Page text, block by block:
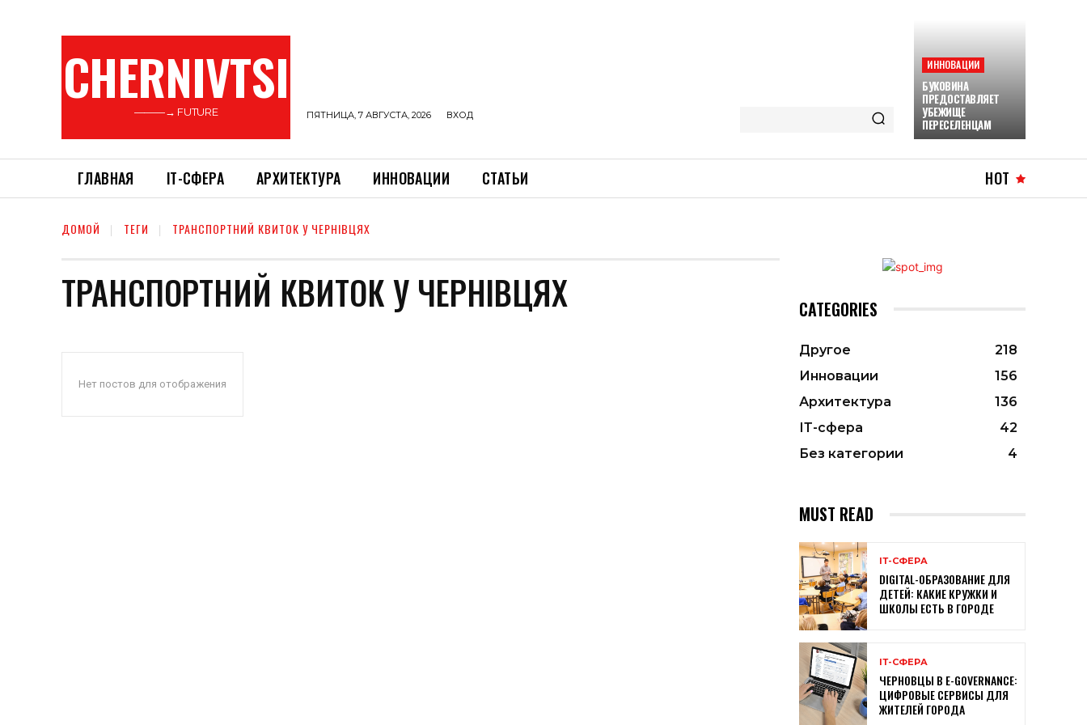
CHERNIVTSI
———→ FUTURE ПЯТНИЦА, 7 АВГУСТА, 2026 ВХОД
ИННОВАЦИИ
БУКОВИНА
ПРЕДОСТАВЛЯЕТ
УБЕЖИЩЕ
ПЕРЕСЕЛЕНЦАМ
ГЛАВНАЯ ІТ-СФЕРА АРХИТЕКТУРА ИННОВАЦИИ СТАТЬИ HOT
ДОМОЙ ТЕГИ ТРАНСПОРТНИЙ КВИТОК У ЧЕРНІВЦЯХ
ТРАНСПОРТНИЙ КВИТОК У ЧЕРНІВЦЯХ
Нет постов для отображения
CATEGORIES
Другое
218
Инновации
156
Архитектура
136
ІТ-сфера
42
Без категории
4
MUST READ
ІТ-СФЕРА
DIGITAL-ОБРАЗОВАНИЕ ДЛЯ
ДЕТЕЙ: КАКИЕ КРУЖКИ И
ШКОЛЫ ЕСТЬ В ГОРОДЕ
ІТ-СФЕРА
ЧЕРНОВЦЫ В E-GOVERNANCE:
ЦИФРОВЫЕ СЕРВИСЫ ДЛЯ
ЖИТЕЛЕЙ ГОРОДА